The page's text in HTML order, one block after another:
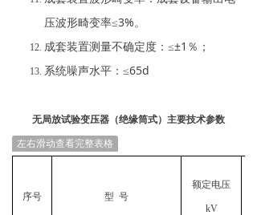
压波形畸变率≤3%。
成套装置测量不确定度：≤±1％；
系统噪声水平：≤65d
无局放试验变压器（绝缘筒式）主要技术参数
左右滑动查看完整表格
序号 型 号
额定电压
kV